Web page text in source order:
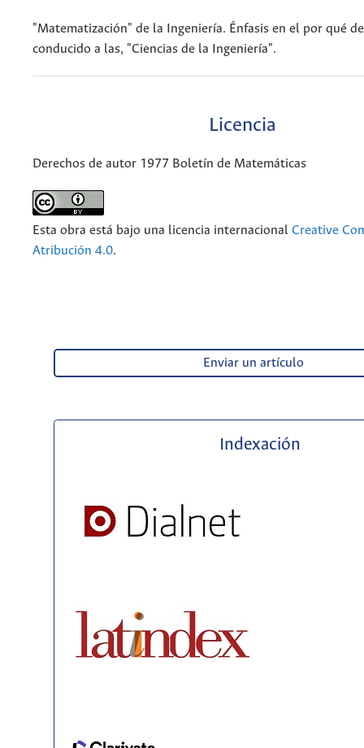
"Matematización" de la Ingeniería. Énfasis en el por qué
conducido a las, "Ciencias de la Ingeniería".
Licencia
Derechos de autor 1977 Boletín de Matemáticas
Esta obra está bajo una licencia internacional Creative
Atribución 4.0.
Enviar un artículo
Indexación